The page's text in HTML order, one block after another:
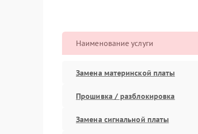
Наименование услуги
Замена материнской платы
Прошивка / разблокировка
Замена сигнальной платы